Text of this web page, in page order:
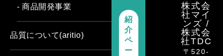
株式会
社マイ
ンズ /
株式会
社TDC
〒520-
紹
介
ペ
ー
- 商品開発事業
品質について(aritio)